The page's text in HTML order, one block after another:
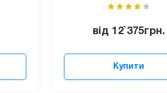
від 12`375грн.
Купити